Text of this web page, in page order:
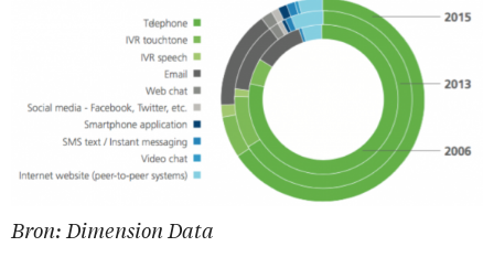
Bron: Dimension Data